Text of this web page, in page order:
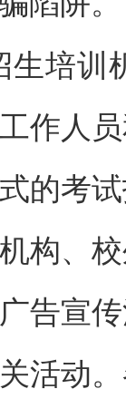
培训
作人
的考
构、
告宣
活动